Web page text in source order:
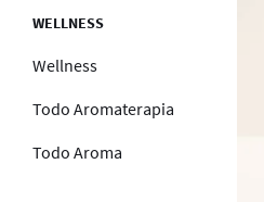
WELLNESS
Wellness
Todo Aromaterapia
Todo Aroma